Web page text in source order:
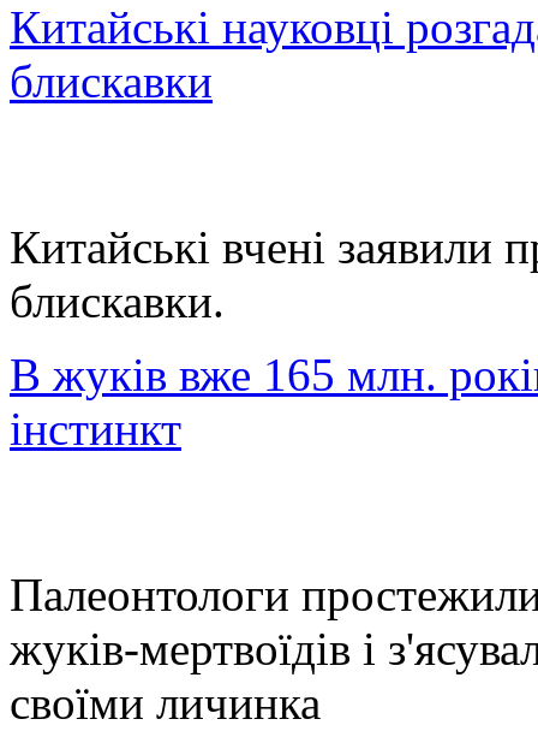
Китайські науковці
блискавки
Китайські вчені заявили
блискавки.
В жуків вже 165 млн.
інстинкт
Палеонтологи
жуків-мертвоїдів і
своїми личинка